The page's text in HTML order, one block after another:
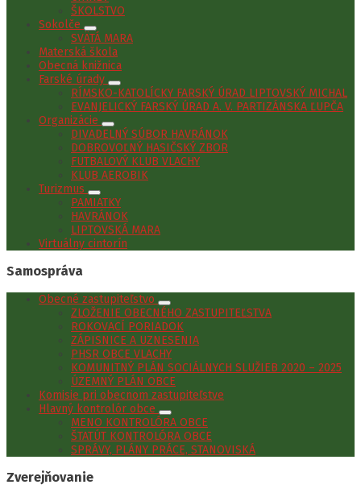
ŠKOLSTVO
Sokolče
SVÄTÁ MARA
Materská škola
Obecná knižnica
Farské úrady
RÍMSKO-KATOLÍCKY FARSKÝ ÚRAD LIPTOVSKÝ MICHAL
EVANJELICKÝ FARSKÝ ÚRAD A. V. PARTIZÁNSKA ĽUPČA
Organizácie
DIVADELNÝ SÚBOR HAVRÁNOK
DOBROVOĽNÝ HASIČSKÝ ZBOR
FUTBALOVÝ KLUB VLACHY
KLUB AEROBIK
Turizmus
PAMIATKY
HAVRÁNOK
LIPTOVSKÁ MARA
Virtuálny cintorín
Samospráva
Obecné zastupiteľstvo
ZLOŽENIE OBECNÉHO ZASTUPITEĽSTVA
ROKOVACÍ PORIADOK
ZÁPISNICE A UZNESENIA
PHSR OBCE VLACHY
KOMUNITNÝ PLÁN SOCIÁLNYCH SLUŽIEB 2020 – 2025
ÚZEMNÝ PLÁN OBCE
Komisie pri obecnom zastupiteľstve
Hlavný kontrolór obce
MENO KONTROLÓRA OBCE
ŠTATÚT KONTROLÓRA OBCE
SPRÁVY, PLÁNY PRÁCE, STANOVISKÁ
Zverejňovanie